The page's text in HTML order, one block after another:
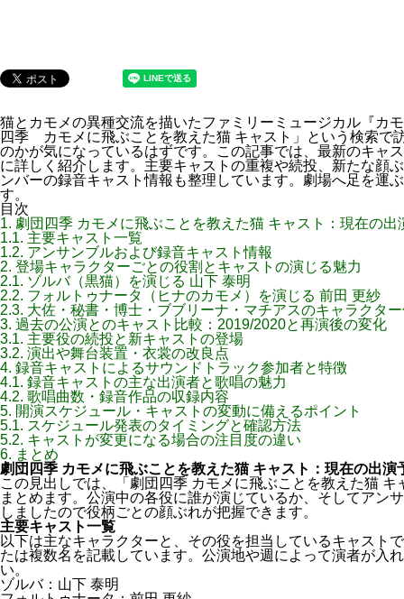
猫とカモメの異種交流を描いたファミリーミュージカル『カ
四季 カモメに飛ぶことを教えた猫 キャスト」という検索で
のかが気になっているはずです。この記事では、最新のキャ
に詳しく紹介します。主要キャストの重複や続投、新たな顔
ンバーの録音キャスト情報も整理しています。劇場へ足を運
す。
目次
1. 劇団四季 カモメに飛ぶことを教えた猫 キャスト：現在の出
1.1. 主要キャスト一覧
1.2. アンサンブルおよび録音キャスト情報
2. 登場キャラクターごとの役割とキャストの演じる魅力
2.1. ゾルバ（黒猫）を演じる 山下 泰明
2.2. フォルトゥナータ（ヒナのカモメ）を演じる 前田 更紗
2.3. 大佐・秘書・博士・ブブリーナ・マチアスのキャラクタ
3. 過去の公演とのキャスト比較：2019/2020と再演後の変化
3.1. 主要役の続投と新キャストの登場
3.2. 演出や舞台装置・衣裳の改良点
4. 録音キャストによるサウンドトラック参加者と特徴
4.1. 録音キャストの主な出演者と歌唱の魅力
4.2. 歌唱曲数・録音作品の収録内容
5. 開演スケジュール・キャストの変動に備えるポイント
5.1. スケジュール発表のタイミングと確認方法
5.2. キャストが変更になる場合の注目度の違い
6. まとめ
劇団四季 カモメに飛ぶことを教えた猫 キャスト：現在の出演
この見出しでは、「劇団四季 カモメに飛ぶことを教えた猫
まとめます。公演中の各役に誰が演じているか、そしてアン
しましたので役柄ごとの顔ぶれが把握できます。
主要キャスト一覧
以下は主なキャラクターと、その役を担当しているキャスト
たは複数名を記載しています。公演地や週によって演者が入
い。
ゾルバ：山下 泰明